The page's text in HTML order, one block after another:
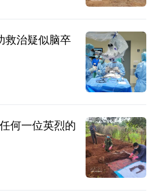
救治疑似脑卒
何一位英烈的